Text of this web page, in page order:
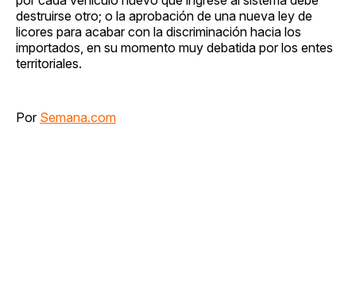
destruirse otro; o la aprobación de una nueva ley de
licores para acabar con la discriminación hacia los
importados, en su momento muy debatida por los entes
territoriales.
Por Semana.com